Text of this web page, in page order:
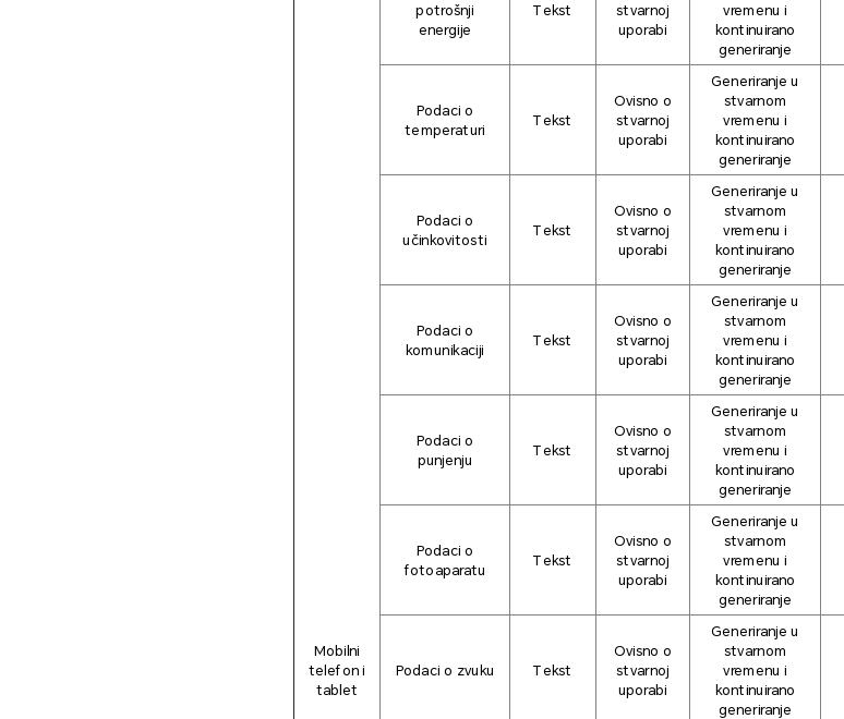
Mobilni
telefon i
tablet
potrošnji
energije
Tekst
stvarnoj
uporabi
vremenu i
kontinuirano
generiranje
Podaci o
temperaturi
Tekst
Ovisno o
stvarnoj
uporabi
Generiranje u
stvarnom
vremenu i
kontinuirano
generiranje
Podaci o
učinkovitosti
Tekst
Ovisno o
stvarnoj
uporabi
Generiranje u
stvarnom
vremenu i
kontinuirano
generiranje
Podaci o
komunikaciji
Tekst
Ovisno o
stvarnoj
uporabi
Generiranje u
stvarnom
vremenu i
kontinuirano
generiranje
Podaci o
punjenju
Tekst
Ovisno o
stvarnoj
uporabi
Generiranje u
stvarnom
vremenu i
kontinuirano
generiranje
Podaci o
fotoaparatu
Tekst
Ovisno o
stvarnoj
uporabi
Generiranje u
stvarnom
vremenu i
kontinuirano
generiranje
Podaci o zvuku Tekst
Ovisno o
stvarnoj
uporabi
Generiranje u
stvarnom
vremenu i
kontinuirano
generiranje